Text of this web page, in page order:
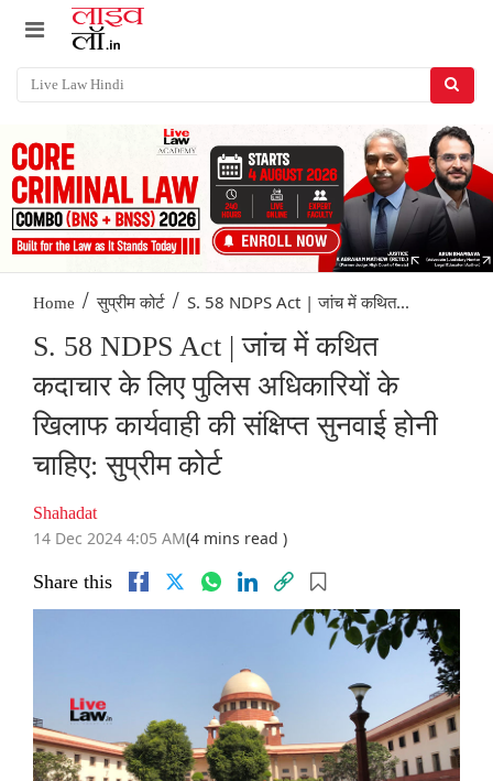
Home / सुप्रीम कोर्ट / S. 58 NDPS Act | जांच में कथित...
S. 58 NDPS Act | जांच में कथित
कदाचार के लिए पुलिस अधिकारियों के
खिलाफ कार्यवाही की संक्षिप्त सुनवाई होनी
चाहिए: सुप्रीम कोर्ट
Shahadat
14 Dec 2024 4:05 AM(4 mins read )
Share this